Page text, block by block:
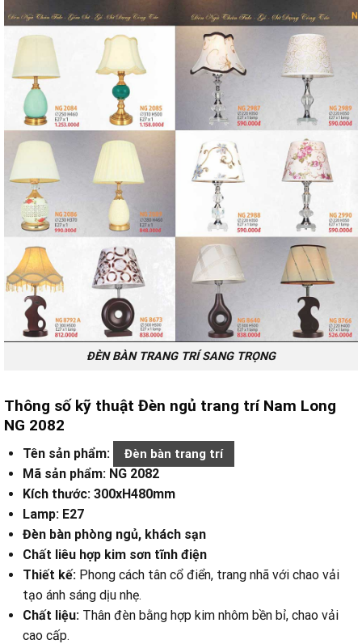
ĐÈN BÀN TRANG TRÍ SANG TRỌNG
Thông số kỹ thuật Đèn ngủ trang trí Nam Long
NG 2082
Tên sản phẩm: Đèn bàn trang trí
Mã sản phẩm: NG 2082
Kích thước: 300xH480mm
Lamp: E27
Đèn bàn phòng ngủ, khách sạn
Chất liêu hợp kim sơn tĩnh điện
Thiết kế: Phong cách tân cổ điển, trang nhã với chao vải
tạo ánh sáng dịu nhẹ.
Chất liệu: Thân đèn bằng hợp kim nhôm bền bỉ, chao vải
cao cấp.